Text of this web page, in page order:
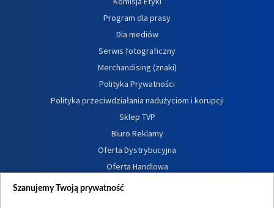
Program dla prasy
Dla mediów
Serwis fotograficzny
Merchandising (znaki)
Polityka Prywatności
Polityka przeciwdziałania nadużyciom i korupcji
Sklep TVP
Biuro Reklamy
Oferta Dystrybucyjna
Oferta Handlowa
Dostępność
Szanujemy Twoją prywatność